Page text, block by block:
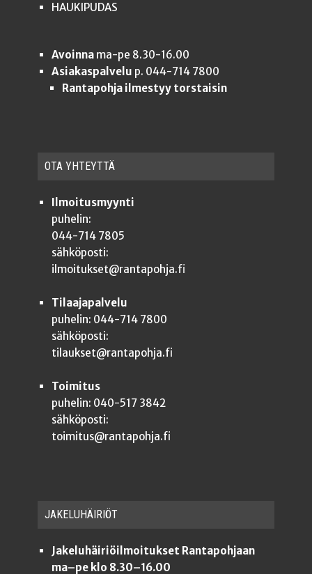
HAUKIPUDAS
Avoinnama-pe 8.30-16.00
Asiakaspalvelu p. 044-714 7800
Rantapohja ilmestyy torstaisin
OTA YHTEYT­TÄ
Ilmoitusmyynti
puhelin:
044-714 7805
sähköposti:
ilmoitukset@rantapohja.fi
Tilaajapalvelu
puhelin: 044-714 7800
sähköposti:
tilaukset@rantapohja.fi
Toimitus
puhelin: 040-517 3842
sähköposti:
toimitus@rantapohja.fi
JAKE­LU­HÄI­RIÖT
Jakeluhäiriöilmoitukset Rantapohjaan
ma–pe klo 8.30–16.00